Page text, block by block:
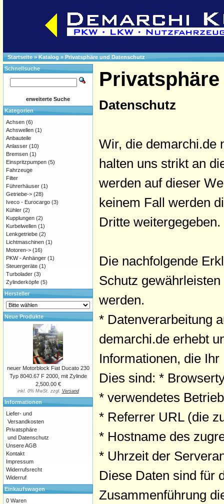
Startseite»Katalog » Privatsphäre und Datenschutz
Datenschutz
Wir, die demarchi.de
halten uns strikt an
werden auf dieser
keinem Fall werden
Dritte weitergegeben.
Die nachfolgende
Schutz
werden.
* Datenverarbeitung
demarchi.de erhebt
Informationen, die
Dies sind: *
* verwendetes
* Referrer URL (die
* Hostname des
* Uhrzeit der
Diese Daten sind für
Zusammenführung
Schnellsuche
erweiterte Suche
Kategorien
Achsen (6)
Achswellen (1)
Anbauteile
Anlasser (10)
Bremsen (1)
Einspritzpumpen (5)
Fahrzeuge
Filter
Führerhäuser (1)
Getriebe-> (28)
Iveco - Eurocargo (3)
Kühler (2)
Kupplungen (2)
Kurbelwellen (1)
Lenkgetriebe (2)
Lichtmaschinen (1)
Motoren-> (16)
PKW - Anhänger (1)
Steuergeräte (1)
Turbolader (3)
Zylinderköpfe (5)
Hersteller
Neue Produkte
neuer Motorblock Fiat Ducato 230
Typ 8040.67 F 2000, mit Zylinde
2,500.00 €
inkl. 0% MwSt. zzgl. Versand
Informationen
Liefer- und
Versandkosten
Privatsphäre
und Datenschutz
Unsere AGB
Kontakt
Impressum
Widerrufsrecht
Widerruf
Einkaufswagen
0 Waren